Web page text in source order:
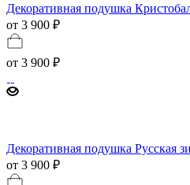
Декоративная подушка
от 3 900 ₽
от 3 900 ₽
Декоративная подушка Русская
от 3 900 ₽